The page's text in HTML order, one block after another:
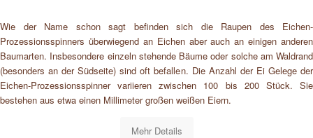
Wie der Name schon sagt befinden sich die Raupen des Eichen-
Prozessionsspinners überwiegend an Eichen aber auch an einigen anderen
Baumarten. Insbesondere einzeln stehende Bäume oder solche am Waldrand
(besonders an der Südseite) sind oft befallen. Die Anzahl der Ei Gelege der
Eichen-Prozessionsspinner variieren zwischen 100 bis 200 Stück. Sie
bestehen aus etwa einen Millimeter großen weißen Eiern.
Mehr Details